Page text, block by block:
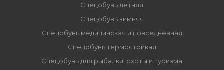
Спецобувь летняя
Спецобувь зимняя
Спецобувь медицинская и повседневная
Спецобувь термостойкая
Спецобувь для рыбалки, охоты и туризма